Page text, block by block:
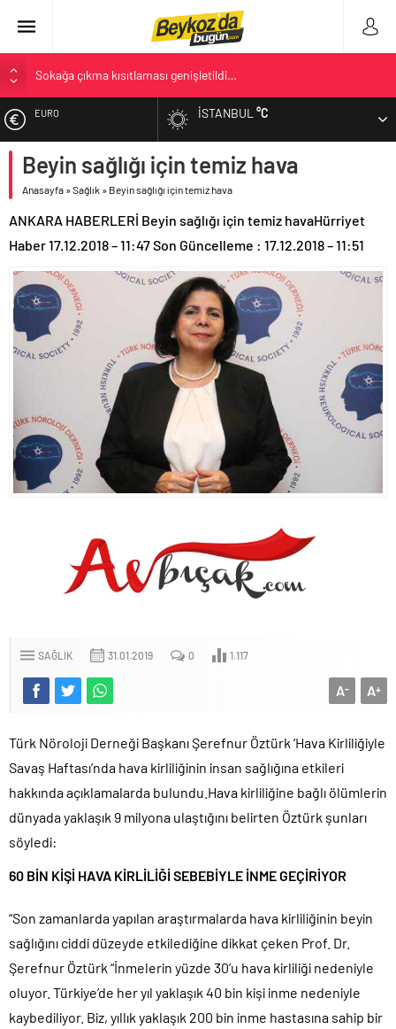
Sokağa çıkma kısıtlaması genişletildi…
Öyle bir genelge yok
Bülent Arınç, Yüksek İstişare Kurulu görevinden istifa etti
Kitabı Çıktı
Açlık Sınırı Açıklandı
EURO
ALTIN
DOLAR
İSTANBUL°C
Beyin sağlığı için temiz hava
Anasayfa »Sağlık » Beyin sağlığı için temiz hava
ANKARA HABERLERİ Beyin sağlığı için temiz havaHürriyet
Haber 17.12.2018 – 11:47 Son Güncelleme : 17.12.2018 – 11:51
SAĞLIK 31.01.2019 0 1.117
A+
A-
Türk Nöroloji Derneği Başkanı Şerefnur Öztürk ‘Hava Kirliliğiyle
Savaş Haftası’nda hava kirliliğinin insan sağlığına etkileri
hakkında açıklamalarda bulundu.Hava kirliliğine bağlı ölümlerin
dünyada yaklaşık 9 milyona ulaştığını belirten Öztürk şunları
söyledi:
60 BİN KİŞİ HAVA KİRLİLİĞİ SEBEBİYLE İNME GEÇİRİYOR
“Son zamanlarda yapılan araştırmalarda hava kirliliğinin beyin
sağlığını ciddi düzeyde etkilediğine dikkat çeken Prof. Dr.
Şerefnur Öztürk “İnmelerin yüzde 30’u hava kirliliği nedeniyle
oluyor. Türkiye’de her yıl yaklaşık 40 bin kişi inme nedeniyle
kaybediliyor. Biz, yıllık yaklaşık 200 bin inme hastasına sahip bir